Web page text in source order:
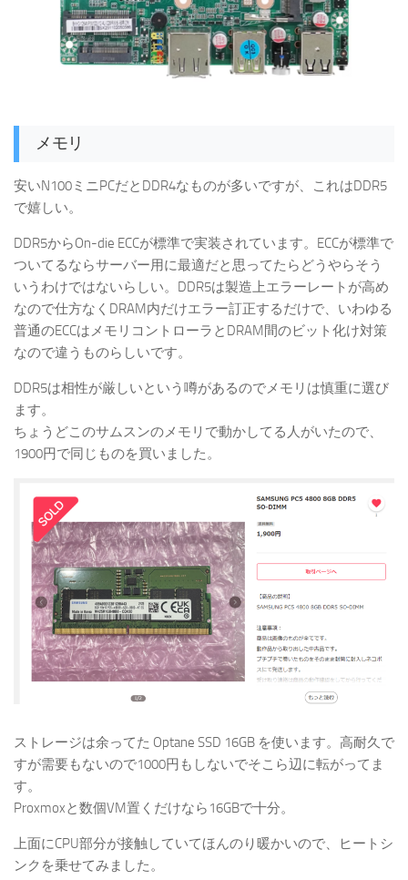
メモリ
安いN100ミニPCだとDDR4なものが多いですが、これはDDR5
で嬉しい。
DDR5からOn-die ECCが標準で実装されています。ECCが標準で
ついてるならサーバー用に最適だと思ってたらどうやらそう
いうわけではないらしい。DDR5は製造上エラーレートが高め
なので仕方なくDRAM内だけエラー訂正するだけで、いわゆる
普通のECCはメモリコントローラとDRAM間のビット化け対策
なので違うものらしいです。
DDR5は相性が厳しいという噂があるのでメモリは慎重に選び
ます。
ちょうどこのサムスンのメモリで動かしてる人がいたので、
1900円で同じものを買いました。
ストレージは余ってた Optane SSD 16GB を使います。高耐久で
すが需要もないので1000円もしないでそこら辺に転がってま
す。
Proxmoxと数個VM置くだけなら16GBで十分。
上面にCPU部分が接触していてほんのり暖かいので、ヒートシ
ンクを乗せてみました。